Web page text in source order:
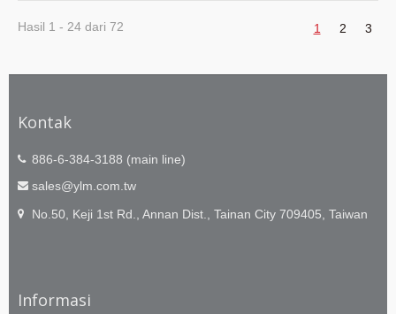
Hasil 1 - 24 dari 72 1 2 3
Kontak
886-6-384-3188 (main line)
sales@ylm.com.tw
No.50, Keji 1st Rd., Annan Dist., Tainan City 709405, Taiwan
Informasi